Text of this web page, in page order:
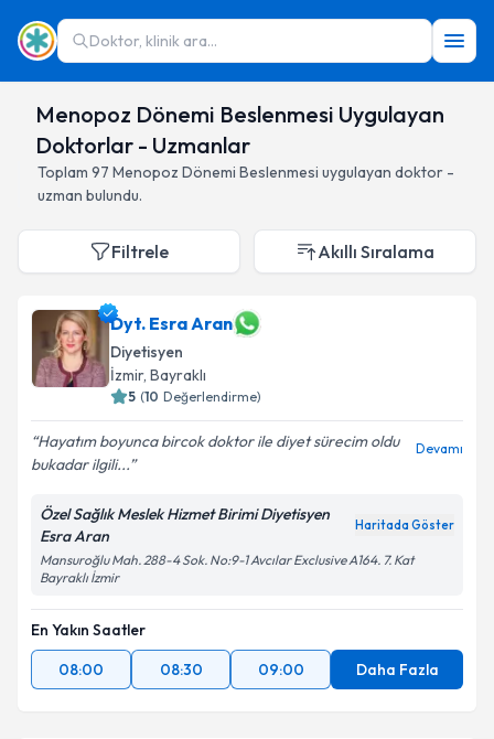
Doktor, klinik ara...
Menopoz Dönemi Beslenmesi Uygulayan
Doktorlar - Uzmanlar
Toplam 97 Menopoz Dönemi Beslenmesi uygulayan doktor -
uzman bulundu.
Filtrele Akıllı Sıralama
Dyt. Esra Aran
Diyetisyen
İzmir, Bayraklı
5 (10 Değerlendirme)
Hayatım boyunca bircok doktor ile diyet sürecim oldu
bukadar ilgili...
Devamı
Özel Sağlık Meslek Hizmet Birimi Diyetisyen
Esra Aran
Haritada Göster
Mansuroğlu Mah. 288-4 Sok. No:9-1 Avcılar Exclusive A164. 7. Kat
Bayraklı İzmir
En Yakın Saatler
08:00
08:30 09:00 Daha Fazla